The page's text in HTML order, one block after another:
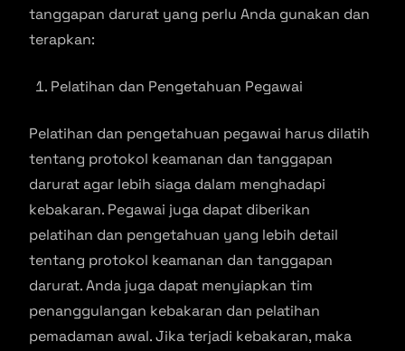
tanggapan darurat yang perlu Anda gunakan dan
terapkan:
Pelatihan dan Pengetahuan Pegawai
Pelatihan dan pengetahuan pegawai harus dilatih
tentang protokol keamanan dan tanggapan
darurat agar lebih siaga dalam menghadapi
kebakaran. Pegawai juga dapat diberikan
pelatihan dan pengetahuan yang lebih detail
tentang protokol keamanan dan tanggapan
darurat. Anda juga dapat menyiapkan tim
penanggulangan kebakaran dan pelatihan
pemadaman awal. Jika terjadi kebakaran, maka